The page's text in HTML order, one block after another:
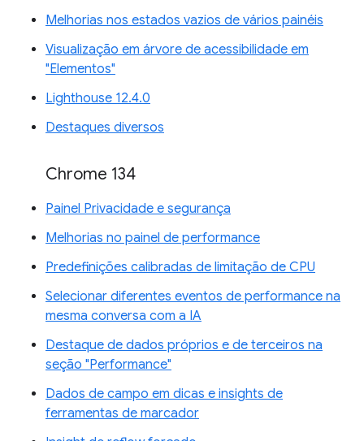
Melhorias nos estados vazios de vários painéis
Visualização em árvore de acessibilidade em
"Elementos"
Lighthouse 12.4.0
Destaques diversos
Chrome 134
Painel Privacidade e segurança
Melhorias no painel de performance
Predefinições calibradas de limitação de CPU
Selecionar diferentes eventos de performance na
mesma conversa com a IA
Destaque de dados próprios e de terceiros na
seção "Performance"
Dados de campo em dicas e insights de
ferramentas de marcador